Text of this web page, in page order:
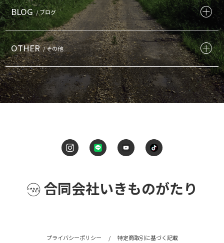
BLOG / ブログ
OTHER / その他
合同会社いきものがたり
プライバシーポリシー / 特定商取引に基づく記載